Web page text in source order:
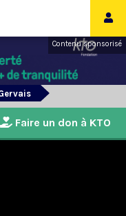
Contenu sponsorisé
Faire un don à KTO